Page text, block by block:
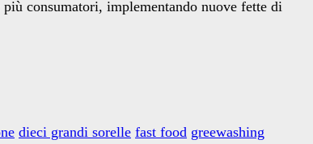
consumatori, implementando nuove fette di
dieci grandi sorelle fast food greewashing